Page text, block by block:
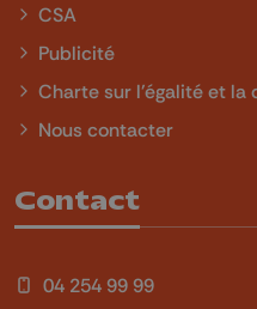
CSA
Publicité
Charte sur l'égalité et la
Nous contacter
Contact
04 254 99 99